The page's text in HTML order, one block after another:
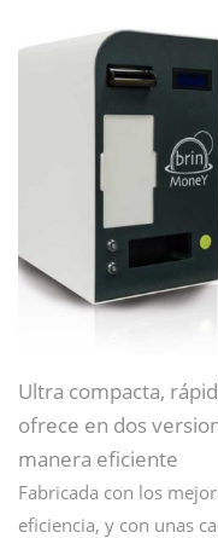
Ultra compacta,
ofrece en dos
manera eficiente
Fabricada con los
eficiencia, y con unas